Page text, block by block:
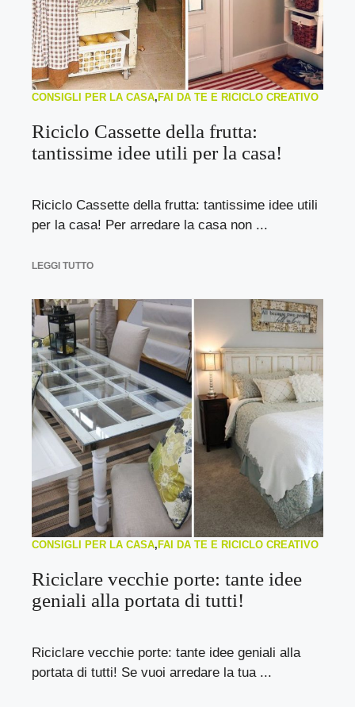
CONSIGLI PER LA CASA,FAI DA TE E RICICLO CREATIVO
Riciclo Cassette della frutta:
tantissime idee utili per la casa!
Riciclo Cassette della frutta: tantissime idee utili
per la casa! Per arredare la casa non ...
LEGGI TUTTO
CONSIGLI PER LA CASA, FAI DA TE E RICICLO CREATIVO
Riciclare vecchie porte: tante idee
geniali alla portata di tutti!
Riciclare vecchie porte: tante idee geniali alla
portata di tutti! Se vuoi arredare la tua ...